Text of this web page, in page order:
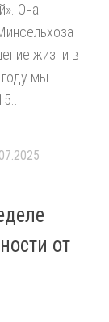
Она
жизни в
мы
от